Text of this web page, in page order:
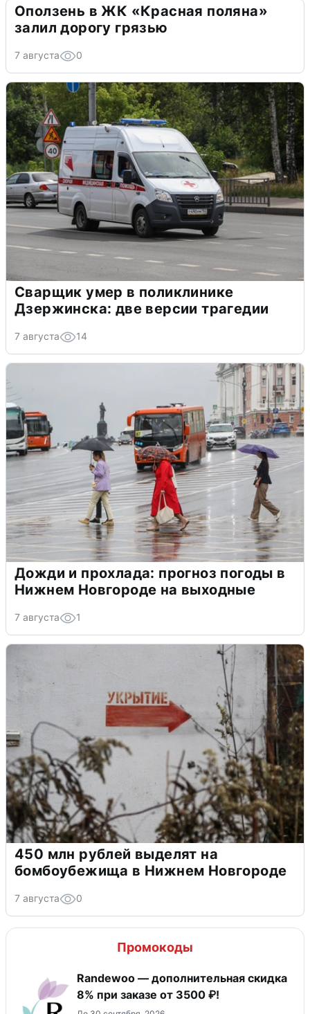
Оползень в ЖК «Красная поляна»
залил дорогу грязью
7 августа 0
Сварщик умер в поликлинике
Дзержинска: две версии трагедии
7 августа 14
Дожди и прохлада: прогноз погоды в
Нижнем Новгороде на выходные
7 августа 1
450 млн рублей выделят на
бомбоубежища в Нижнем Новгороде
7 августа 0
Промокоды
Randewoo — дополнительная скидка
8% при заказе от 3500 ₽!